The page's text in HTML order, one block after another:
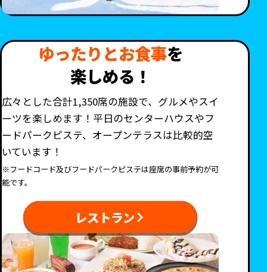
ゆったりとお食事を
楽しめる！
広々とした合計1,350席の施設で、グルメやスイ
ーツを楽しめます！平日のセンターハウスやフ
ードパークピステ、オープンテラスは比較的空
いています！
※フードコード及びフードパークピステは座席の事前予約が可
能です。
レストラン